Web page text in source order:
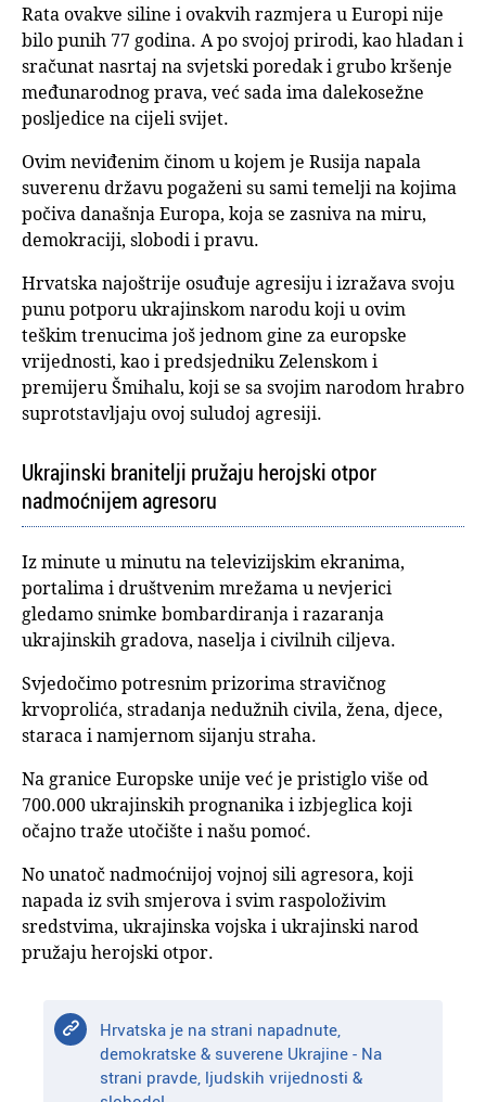
Rata ovakve siline i ovakvih razmjera u Europi nije
bilo punih 77 godina. A po svojoj prirodi, kao hladan i
sračunat nasrtaj na svjetski poredak i grubo kršenje
međunarodnog prava, već sada ima dalekosežne
posljedice na cijeli svijet.
Ovim neviđenim činom u kojem je Rusija napala
suverenu državu pogaženi su sami temelji na kojima
počiva današnja Europa, koja se zasniva na miru,
demokraciji, slobodi i pravu.
Hrvatska najoštrije osuđuje agresiju i izražava svoju
punu potporu ukrajinskom narodu koji u ovim
teškim trenucima još jednom gine za europske
vrijednosti, kao i predsjedniku Zelenskom i
premijeru Šmihalu, koji se sa svojim narodom hrabro
suprotstavljaju ovoj suludoj agresiji.
Ukrajinski branitelji pružaju herojski otpor
nadmoćnijem agresoru
Iz minute u minutu na televizijskim ekranima,
portalima i društvenim mrežama u nevjerici
gledamo snimke bombardiranja i razaranja
ukrajinskih gradova, naselja i civilnih ciljeva.
Svjedočimo potresnim prizorima stravičnog
krvoprolića, stradanja nedužnih civila, žena, djece,
staraca i namjernom sijanju straha.
Na granice Europske unije već je pristiglo više od
700.000 ukrajinskih prognanika i izbjeglica koji
očajno traže utočište i našu pomoć.
No unatoč nadmoćnijoj vojnoj sili agresora, koji
napada iz svih smjerova i svim raspoloživim
sredstvima, ukrajinska vojska i ukrajinski narod
pružaju herojski otpor.
Hrvatska je na strani napadnute,
demokratske & suverene Ukrajine - Na
strani pravde, ljudskih vrijednosti &